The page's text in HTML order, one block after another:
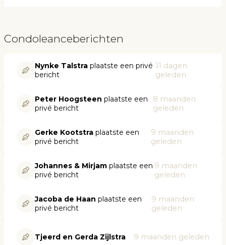
Condoleanceberichten
Nynke Talstra plaatste een privé
bericht
11 dagen
geleden
Peter Hoogsteen plaatste een
privé bericht
8 maanden
geleden
Gerke Kootstra plaatste een
privé bericht
9 maanden
geleden
Johannes & Mirjam plaatste een
privé bericht
9 maanden
geleden
Jacoba de Haan plaatste een
privé bericht
9 maanden
geleden
Tjeerd en Gerda Zijlstra 9 maanden geleden